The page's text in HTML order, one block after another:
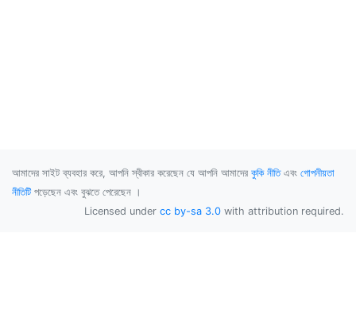
আমাদের সাইট ব্যবহার করে, আপনি স্বীকার করেছেন যে আপনি আমাদের কুকি নীতিএবং গোপনীয়তা
নীতিটি পড়েছেন এবং বুঝতে পেরেছেন ।
Licensed under cc by-sa 3.0 with attribution required.